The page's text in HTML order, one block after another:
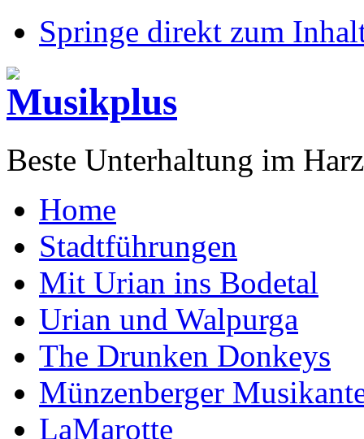
Springe direkt zum
Beste Unterhaltung im Harz
Home
Stadtführungen
Mit Urian ins Bodetal
Urian und Walpurga
The Drunken Donkeys
Münzenberger
LaMarotte